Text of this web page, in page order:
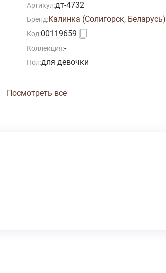
Артикул:дт-4732
Бренд:Калинка (Солигорск, Беларусь)
Код:00119659
Коллекция:-
Пол:для девочки
Посмотреть все